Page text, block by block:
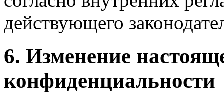
действующего
6. Изменение
конфиденциальности